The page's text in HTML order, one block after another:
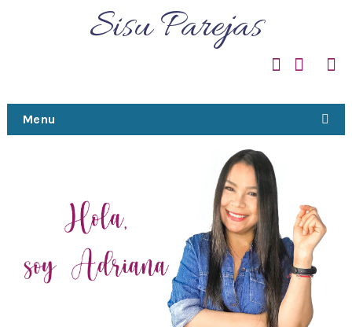
Sisu Parejas
Menu